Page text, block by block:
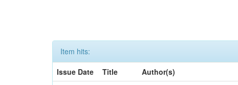
Item hits:
Issue Date
Title
Author(s)